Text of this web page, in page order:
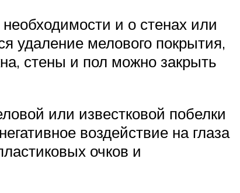
и о стенах или
мелового покрытия,
стены и пол можно закрыть
или известковой побелки
воздействие на глаза
очков и